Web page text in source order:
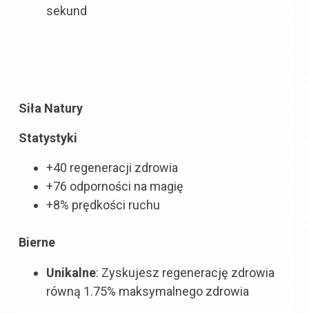
sekund
Siła Natury
Statystyki
+40 regeneracji zdrowia
+76 odporności na magię
+8% prędkości ruchu
Bierne
Unikalne: Zyskujesz regenerację zdrowia
równą 1.75% maksymalnego zdrowia